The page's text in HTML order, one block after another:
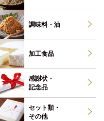
調味料・ 油
加工食品
感謝状・
記念品
セット類・
その他